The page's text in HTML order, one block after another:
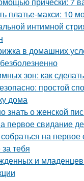
платье-макси: 10
интимной
в домашних
зон: как
простой
дома
знать о женской
первое свидание
на
тебя
и